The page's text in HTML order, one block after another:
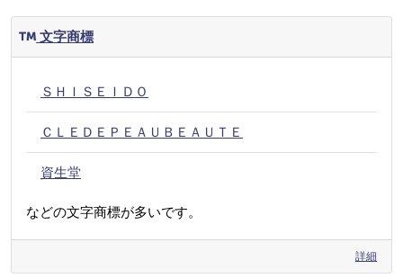
文字商標
ＳＨＩＳＥＩＤＯ
ＣＬＥＤＥＰＥＡＵＢＥＡＵＴＥ
資生堂
などの文字商標が多いです。
詳細